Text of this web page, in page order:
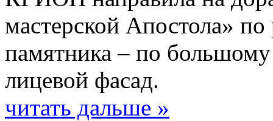
мастерской Апостола»
памятника – по большому
лицевой фасад.
читать дальше »